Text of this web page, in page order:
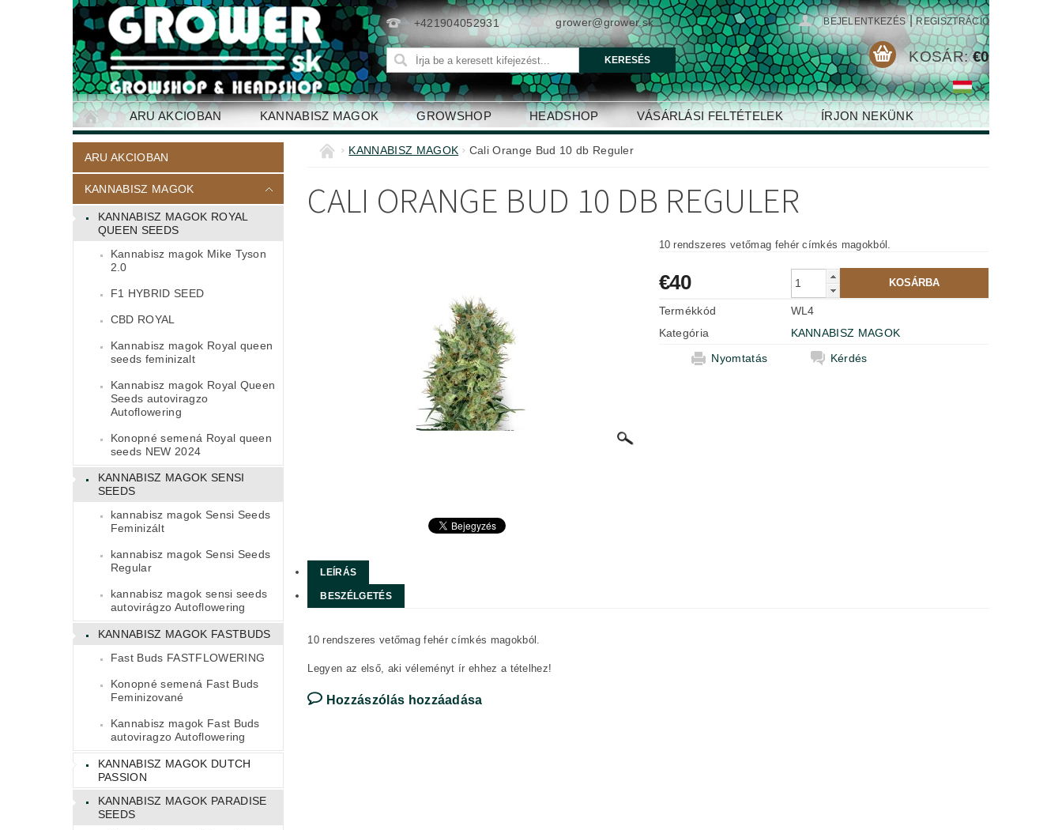
+421904052931 grower@grower.sk BEJELENTKEZÉS | REGISZTRÁCIÓ
KOSÁR: €0
ARU AKCIOBAN KANNABISZ MAGOK GROWSHOP HEADSHOP VÁSÁRLÁSI FELTÉTELEK ÍRJON NEKÜNK
ELÉRHETŐSÉG
ARU AKCIOBAN
KANNABISZ MAGOK
KANNABISZ MAGOK ROYAL
QUEEN SEEDS
Kannabisz magok Mike Tyson
2.0
F1 HYBRID SEED
CBD ROYAL
Kannabisz magok Royal queen
seeds feminizalt
Kannabisz magok Royal Queen
Seeds autoviragzo
Autoflowering
Konopné semená Royal queen
seeds NEW 2024
KANNABISZ MAGOK SENSI
SEEDS
kannabisz magok Sensi Seeds
Feminizált
kannabisz magok Sensi Seeds
Regular
kannabisz magok sensi seeds
autovirágzo Autoflowering
KANNABISZ MAGOK FASTBUDS
Fast Buds FASTFLOWERING
Konopné semená Fast Buds
Feminizované
Kannabisz magok Fast Buds
autoviragzo Autoflowering
KANNABISZ MAGOK DUTCH
PASSION
KANNABISZ MAGOK PARADISE
SEEDS
KANNABISZ MAGOK Cali Orange Bud 10 db Reguler
CALI ORANGE BUD 10 DB REGULER
10 rendszeres vetőmag fehér címkés magokból.
€40
Termékkód
WL4
Kategória
KANNABISZ MAGOK
Nyomtatás
Kérdés
LEÍRÁS
BESZÉLGETÉS
10 rendszeres vetőmag fehér címkés magokból.
Legyen az első, aki véleményt ír ehhez a tételhez!
Hozzászólás hozzáadása